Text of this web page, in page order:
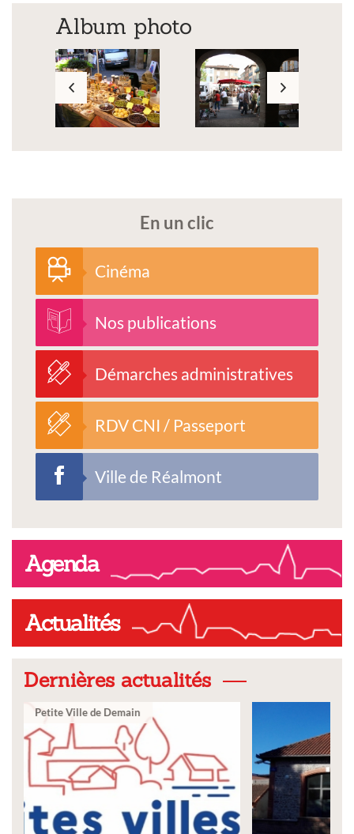
Album photo
En un clic
Cinéma
Nos publications
Démarches administratives
RDV CNI / Passeport
Ville de Réalmont
Agenda
Actualités
Dernières actualités